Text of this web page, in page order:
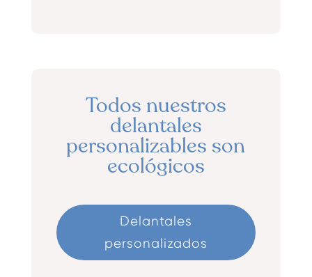
Todos nuestros
delantales
personalizables son
ecológicos
Delantales
personalizados